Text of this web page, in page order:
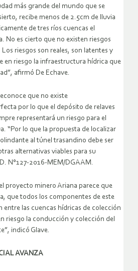
más grande del mundo que se
recibe menos de 2.5cm de lluvia
de tres ríos cuencas el
No es cierto que no existen riesgos
riesgos son reales, son latentes y
en riesgo la infraestructura hídrica que
afirmó De Echave.
que no existe
por lo que el depósito de relaves
representará un riesgo para el
“Por lo que la propuesta de localizar
al túnel trasandino debe ser
alternativas viables para su
N°127-2016-MEM/DGAAM.
proyecto minero Ariana parece que
que todos los componentes de este
entre las cuencas hídricas de colección
riesgo la conducción y colección del
indicó Glave.
AVANZA